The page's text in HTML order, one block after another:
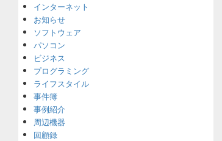
インターネット
お知らせ
ソフトウェア
パソコン
ビジネス
プログラミング
ライフスタイル
事件簿
事例紹介
周辺機器
回顧録